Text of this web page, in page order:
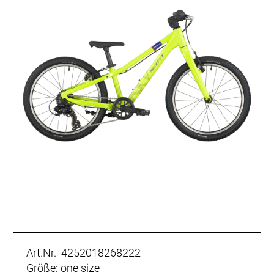
Art.Nr. 4252018268222
Größe: one size